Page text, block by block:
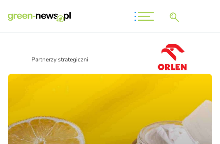
Partnerzy strategiczni